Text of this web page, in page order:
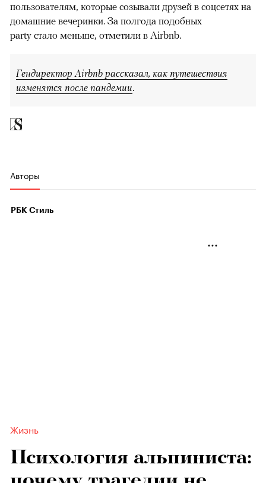
пользователям, которые созывали друзей в соцсетях на
домашние вечеринки. За полгода подобных
party стало меньше, отметили в Airbnb.
Гендиректор Airbnb рассказал, как путешествия
изменятся после пандемии.
Авторы
РБК Стиль
Жизнь
Психология альпиниста: